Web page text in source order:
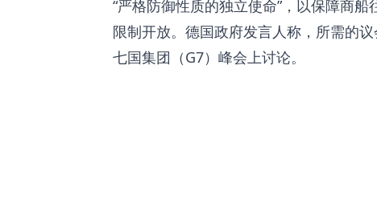
“严格防御性质的独立使命”，以保障商
限制开放。德国政府发言人称，所需的
七国集团（G7）峰会上讨论。